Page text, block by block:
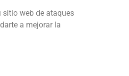
sitio web de ataques
a mejorar la